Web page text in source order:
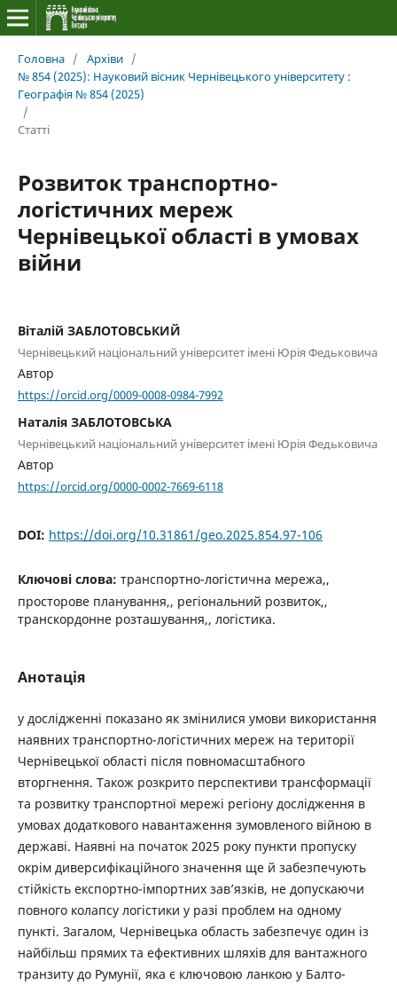
Головна / Архіви /
№ 854 (2025): Науковий вісник Чернівецького університету :
Географія № 854 (2025)
/
Статті
Розвиток транспортно-
логістичних мереж
Чернівецької області в умовах
війни
Віталій ЗАБЛОТОВСЬКИЙ
Чернівецький національний університет імені Юрія Федьковича
Автор
https://orcid.org/0009-0008-0984-7992
Наталія ЗАБЛОТОВСЬКА
Чернівецький національний університет імені Юрія Федьковича
Автор
https://orcid.org/0000-0002-7669-6118
DOI: https://doi.org/10.31861/geo.2025.854.97-106
Ключові слова: транспортно-логістична мережа,,
просторове планування,, регіональний розвиток,,
транскордонне розташування,, логістика.
Анотація
у дослідженні показано як змінилися умови використання
наявних транспортно-логістичних мереж на території
Чернівецької області після повномасштабного
вторгнення. Також розкрито перспективи трансформації
та розвитку транспортної мережі регіону дослідження в
умовах додаткового навантаження зумовленого війною в
державі. Наявні на початок 2025 року пункти пропуску
окрім диверсифікаційного значення ще й забезпечують
стійкість експортно-імпортних зав’язків, не допускаючи
повного колапсу логістики у разі проблем на одному
пункті. Загалом, Чернівецька область забезпечує один із
найбільш прямих та ефективних шляхів для вантажного
транзиту до Румунії, яка є ключовою ланкою у Балто-